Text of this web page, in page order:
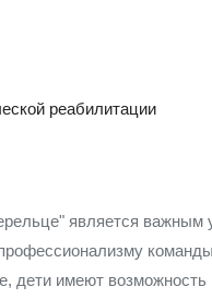
реабилитации
является важным
дети имеют возможность